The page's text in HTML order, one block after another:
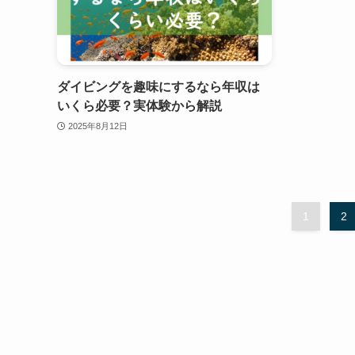
ダイビングを趣味にするなら年収は
いくら必要？実体験から解説
2025年8月12日
1 2